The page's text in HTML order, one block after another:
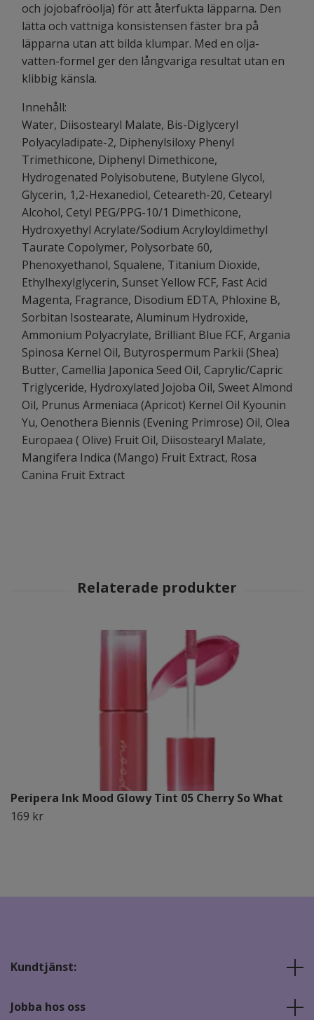
och jojobafröolja) för att återfukta läpparna. Den
lätta och vattniga konsistensen fäster bra på
läpparna utan att bilda klumpar. Med en olja-
vatten-formel ger den långvariga resultat utan en
klibbig känsla.
Innehåll:
Water, Diisostearyl Malate, Bis-Diglyceryl
Polyacyladipate-2, Diphenylsiloxy Phenyl
Trimethicone, Diphenyl Dimethicone,
Hydrogenated Polyisobutene, Butylene Glycol,
Glycerin, 1,2-Hexanediol, Ceteareth-20, Cetearyl
Alcohol, Cetyl PEG/PPG-10/1 Dimethicone,
Hydroxyethyl Acrylate/Sodium Acryloyldimethyl
Taurate Copolymer, Polysorbate 60,
Phenoxyethanol, Squalene, Titanium Dioxide,
Ethylhexylglycerin, Sunset Yellow FCF, Fast Acid
Magenta, Fragrance, Disodium EDTA, Phloxine B,
Sorbitan Isostearate, Aluminum Hydroxide,
Ammonium Polyacrylate, Brilliant Blue FCF, Argania
Spinosa Kernel Oil, Butyrospermum Parkii (Shea)
Butter, Camellia Japonica Seed Oil, Caprylic/Capric
Triglyceride, Hydroxylated Jojoba Oil, Sweet Almond
Oil, Prunus Armeniaca (Apricot) Kernel Oil Kyounin
Yu, Oenothera Biennis (Evening Primrose) Oil, Olea
Europaea ( Olive) Fruit Oil, Diisostearyl Malate,
Mangifera Indica (Mango) Fruit Extract, Rosa
Canina Fruit Extract
Peripera Ink Mood Glowy Tint 05 Cherry So What
169 kr
Kundtjänst:
Jobba hos oss